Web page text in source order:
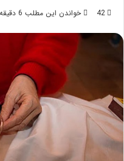
42
خواندن این مطلب 6 دقیقه زمان میبرد